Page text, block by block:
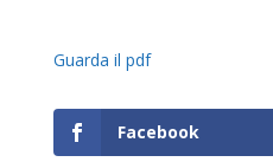
Guarda il pdf
Facebook